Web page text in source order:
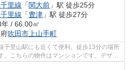
里線 「関大前 」駅 徒歩25分
里線 「豊津 」駅 徒歩27分
/ 66.00㎡
吹田市 上山手町
千里山駅にも近くて便利。徒歩13分の場所
。こちらの物件はマンションです。デザイ
ただ...